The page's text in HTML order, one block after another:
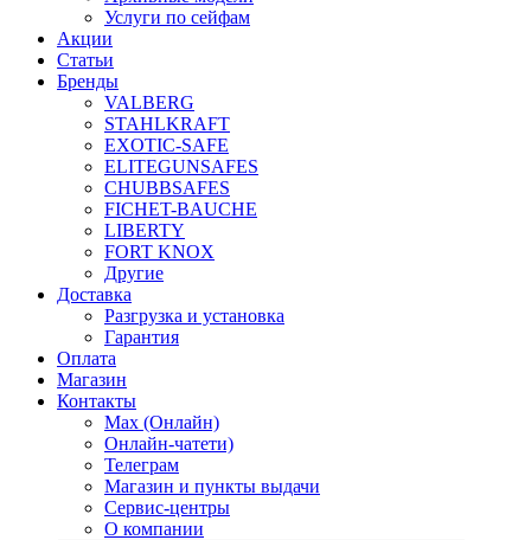
Услуги по сейфам
Акции
Статьи
Бренды
VALBERG
STAHLKRAFT
EXOTIC-SAFE
ELITEGUNSAFES
CHUBBSAFES
FICHET-BAUCHE
LIBERTY
FORT KNOX
Другие
Доставка
Разгрузка и установка
Гарантия
Оплата
Магазин
Контакты
Max (Онлайн)
Онлайн-чатети)
Телеграм
Магазин и пункты выдачи
Сервис-центры
О компании